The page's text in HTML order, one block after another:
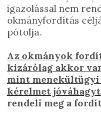
igazolással nem
okmányfordítás
pótolja.
Az okmányok
kizárólag akkor
mint menekültügyi
kérelmet
rendeli meg a